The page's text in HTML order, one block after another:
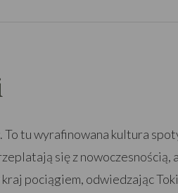
tu wyrafinowana kultura
się z nowoczesnością,
pociągiem, odwiedzając